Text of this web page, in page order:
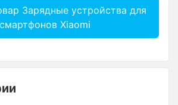
Зарядные устройства для
смартфонов Xiaomi